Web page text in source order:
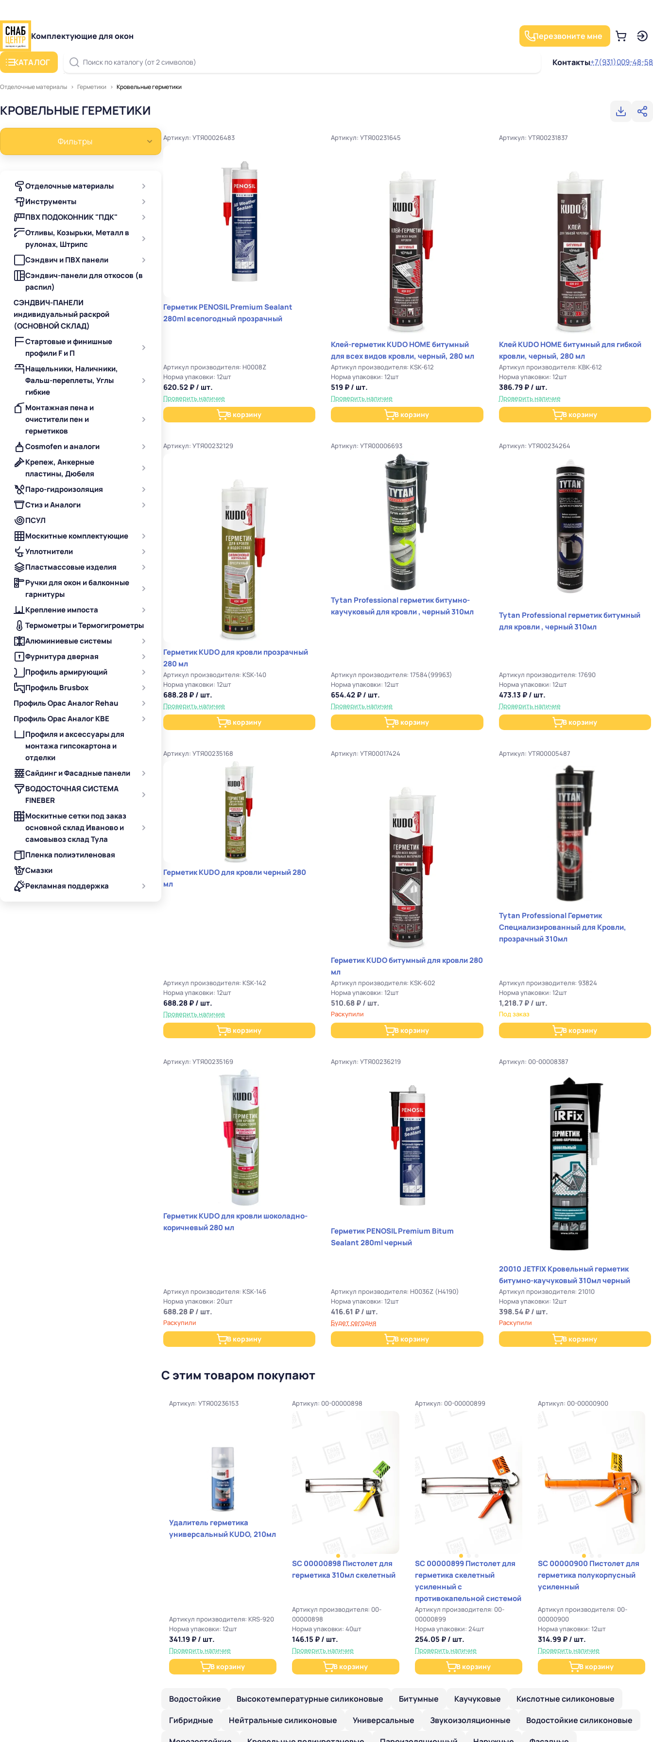
Комплектующие для окон Перезвоните мне
КАТАЛОГ Поиск по каталогу (от 2 символов) Контакты+7(931)009-48-58
Отделочные материалы Герметики Кровельные герметики
КРОВЕЛЬНЫЕ ГЕРМЕТИКИ
Фильтры
Отделочные материалы
Инструменты
ПВХ ПОДОКОННИК "ПДК"
Отливы, Козырьки, Металл в
рулонах, Штрипс
Сэндвич и ПВХ панели
Сэндвич-панели для откосов (в
распил)
СЭНДВИЧ-ПАНЕЛИ
индивидуальный раскрой
(ОСНОВНОЙ СКЛАД)
Стартовые и финишные
профили F и П
Нащельники, Наличники,
Фальш-переплеты, Углы
гибкие
Монтажная пена и
очистители пен и
герметиков
Cosmofen и аналоги
Крепеж, Анкерные
пластины, Дюбеля
Паро-гидроизоляция
Стиз и Аналоги
ПСУЛ
Москитные комплектующие
Уплотнители
Пластмассовые изделия
Ручки для окон и балконные
гарнитуры
Крепление импоста
Термометры и Термогигрометры
Алюминиевые системы
Фурнитура дверная
Профиль армирующий
Профиль Brusbox
Профиль Орас Аналог Rehau
Профиль Орас Аналог KBE
Профиля и аксессуары для
монтажа гипсокартона и
отделки
Сайдинг и Фасадные панели
ВОДОСТОЧНАЯ СИСТЕМА
FINEBER
Москитные сетки под заказ
основной склад Иваново и
самовывоз склад Тула
Пленка полиэтиленовая
Смазки
Рекламная поддержка
Артикул: УТЯ00026483
Герметик PENOSIL Premium Sealant
280ml всепогодный прозрачный
Артикул производителя: H0008Z
Норма упаковки: 12шт
620.52 ₽ / шт.
Проверить наличие
В корзину
Артикул: УТЯ00231645
Клей-герметик KUDO HOME битумный
для всех видов кровли, черный, 280 мл
Артикул производителя: KSK-612
Норма упаковки: 12шт
519 ₽ / шт.
Проверить наличие
В корзину
Артикул: УТЯ00231837
Клей KUDO HOME битумный для гибкой
кровли, черный, 280 мл
Артикул производителя: KBK-612
Норма упаковки: 12шт
386.79 ₽ / шт.
Проверить наличие
В корзину
Артикул: УТЯ00232129
Герметик KUDO для кровли прозрачный
280 мл
Артикул производителя: KSK-140
Норма упаковки: 12шт
688.28 ₽ / шт.
Проверить наличие
В корзину
Артикул: УТЯ00006693
Tytan Professional герметик битумно-
каучуковый для кровли , черный 310мл
Артикул производителя: 17584(99963)
Норма упаковки: 12шт
654.42 ₽ / шт.
Проверить наличие
В корзину
Артикул: УТЯ00234264
Tytan Professional герметик битумный
для кровли , черный 310мл
Артикул производителя: 17690
Норма упаковки: 12шт
473.13 ₽ / шт.
Проверить наличие
В корзину
Артикул: УТЯ00235168
Герметик KUDO для кровли черный 280
мл
Артикул производителя: KSK-142
Норма упаковки: 12шт
688.28 ₽ / шт.
Проверить наличие
В корзину
Артикул: УТЯ00017424
Герметик KUDO битумный для кровли 280
мл
Артикул производителя: KSK-602
Норма упаковки: 12шт
510.68 ₽ / шт.
Раскупили
В корзину
Артикул: УТЯ00005487
Tytan Professional Герметик
Специализированный для Кровли,
прозрачный 310мл
Артикул производителя: 93824
Норма упаковки: 12шт
1,218.7 ₽ / шт.
Под заказ
В корзину
Артикул: УТЯ00235169
Герметик KUDO для кровли шоколадно-
коричневый 280 мл
Артикул производителя: KSK-146
Норма упаковки: 20шт
688.28 ₽ / шт.
Раскупили
В корзину
Артикул: УТЯ00236219
Герметик PENOSIL Premium Bitum
Sealant 280ml черный
Артикул производителя: H0036Z (H4190)
Норма упаковки: 12шт
416.61 ₽ / шт.
Будет сегодня
В корзину
Артикул: 00-00008387
20010 JETFIX Кровельный герметик
битумно-каучуковый 310мл черный
Артикул производителя: 21010
Норма упаковки: 12шт
398.54 ₽ / шт.
Раскупили
В корзину
С этим товаром покупают
Артикул: УТЯ00236153
Удалитель герметика
универсальный KUDO, 210мл
Артикул производителя: KRS-920
Норма упаковки: 12шт
341.19 ₽ / шт.
Проверить наличие
В корзину
Артикул: 00-00000898
SC 00000898 Пистолет для
герметика 310мл скелетный
Артикул производителя: 00-
00000898
Норма упаковки: 40шт
146.15 ₽ / шт.
Проверить наличие
В корзину
Артикул: 00-00000899
SC 00000899 Пистолет для
герметика скелетный
усиленный с
противокапельной системой
Артикул производителя: 00-
00000899
Норма упаковки: 24шт
254.05 ₽ / шт.
Проверить наличие
В корзину
Артикул: 00-00000900
SC 00000900 Пистолет для
герметика полукорпусный
усиленный
Артикул производителя: 00-
00000900
Норма упаковки: 12шт
314.99 ₽ / шт.
Проверить наличие
В корзину
Водостойкие Высокотемпературные силиконовые Битумные Каучуковые
Кислотные силиконовые
Гибридные
Нейтральные силиконовые Универсальные Звукоизоляционные
Водостойкие силиконовые